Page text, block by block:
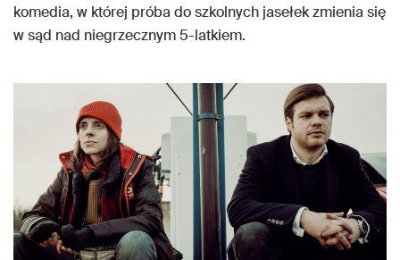
komedia, w której próba do szkolnych jasełek zmienia się
w sąd nad niegrzecznym 5-latkiem.